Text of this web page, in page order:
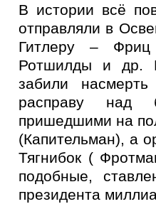
В истории всё
отправляли в
Гитлеру – Фриц
Ротшилды и др.
забили
расправу над
пришедшими на
(Капительман), а
Тягнибок (
подобные,
президента